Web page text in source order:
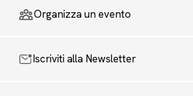
Organizza un evento
Iscriviti alla Newsletter